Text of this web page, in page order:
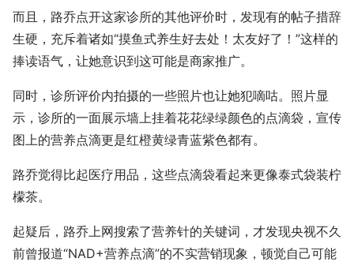
而且，路乔点开这家诊所的其他评价时，发现有的帖子措辞
生硬，充斥着诸如“摸鱼式养生好去处！太友好了！”这样的
捧读语气，让她意识到这可能是商家推广。
同时，诊所评价内拍摄的一些照片也让她犯嘀咕。照片显
示，诊所的一面展示墙上挂着花花绿绿颜色的点滴袋，宣传
图上的营养点滴更是红橙黄绿青蓝紫色都有。
路乔觉得比起医疗用品，这些点滴袋看起来更像泰式袋装柠
檬茶。
起疑后，路乔上网搜索了营养针的关键词，才发现央视不久
前曾报道“NAD+营养点滴”的不实营销现象，顿觉自己可能